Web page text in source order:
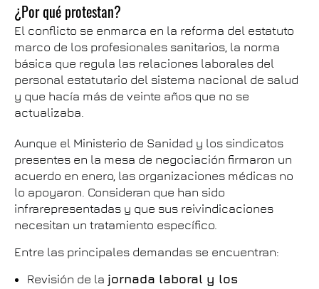
¿Por qué protestan?
El conflicto se enmarca en la reforma del estatuto
marco de los profesionales sanitarios, la norma
básica que regula las relaciones laborales del
personal estatutario del sistema nacional de salud
y que hacía más de veinte años que no se
actualizaba.
Aunque el Ministerio de Sanidad y los sindicatos
presentes en la mesa de negociación firmaron un
acuerdo en enero, las organizaciones médicas no
lo apoyaron. Consideran que han sido
infrarepresentadas y que sus reivindicaciones
necesitan un tratamiento específico.
Entre las principales demandas se encuentran:
Revisión de la jornada laboral y los